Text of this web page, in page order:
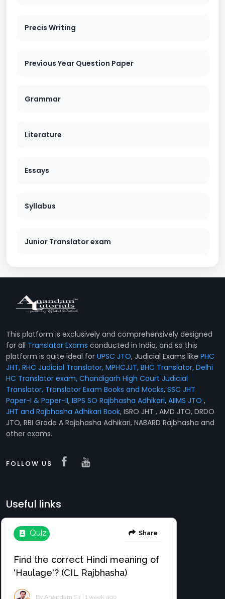
Precis Writing
Previous Year Question Paper
Grammar
Literature
Essays
Syllabus
Junior Translator exam
This platform is exclusively and comprehensively designed
for all Translator Exams conducted in India, and so this
platform is quite ideal for UPSC JTO, Judicial Exams like PHC
JHT, RHC Judicial Translator, MPHCJJT, BHC Translator, Delhi
HC Translator exam, Chandigarh High Court Judicial
Translator, Translator Exam Books and Mocks, SSC JHT
Paper-I & Paper-II, IBPS SO Rajbhasha Adhikari, AIIMS JTO ,
JHT and Rajbhasha Adhikari Book, ISRO JHT , AMD JTO, DRDO
JTO, RBI Grade A Rajbhasha Adhikari, NABARD Rajbhasha and
other exams.
FOLLOW US
Useful links
Translation e-books
Register Free
Login
Register
News & Events